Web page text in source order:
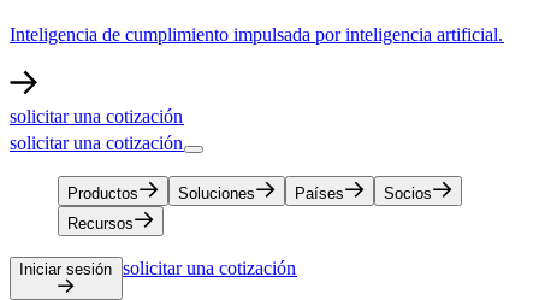
Inteligencia de cumplimiento impulsada por inteligencia artificial.​​
solicitar una cotización​​
solicitar una cotización​​
Productos​​ Soluciones​​ Países​​
Socios​​
Recursos​​
Iniciar sesión​​ solicitar una cotización​​